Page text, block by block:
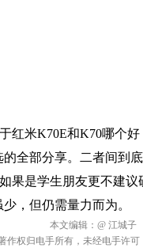
红米K70E和K70哪个
的全部分享。二者间到
果是学生朋友更不建议
，但仍需量力而为。
本文编辑： @ 江城子
作权归电手所有，未经电手许可